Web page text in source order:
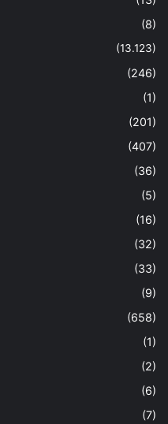
(8)
(13.123)
(246)
(1)
(201)
(407)
(36)
(5)
(16)
(32)
(33)
(9)
(658)
(1)
(2)
(6)
(7)